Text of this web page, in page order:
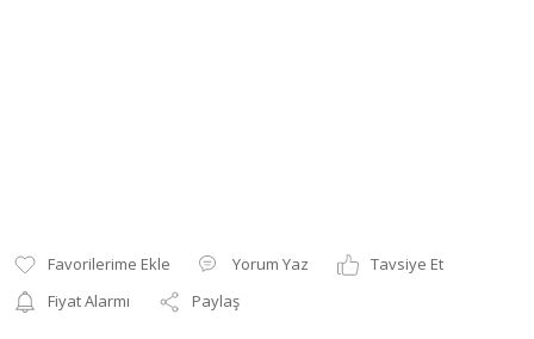
Yorum Yaz
Tavsiye Et
Fiyat Alarmı
Paylaş